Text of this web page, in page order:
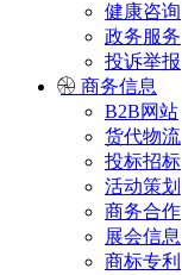
健康咨询
政务服务
投诉举报
商务信息
B2B网站
货代物流
投标招标
活动策划
商务合作
展会信息
商标专利